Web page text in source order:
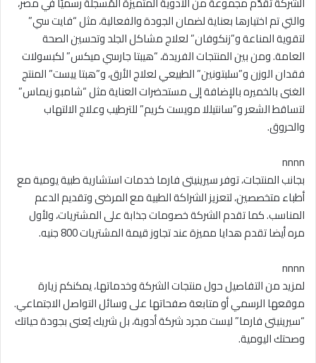
والتي تم اختيارها بعناية لضمان الجودة والفعالية، مثل “فايت سي”
لتقوية المناعة و”زنكوفان” لعلاج مشاكل الجلد وتحسين الصحة
العامة. ومن بين المنتجات الفريدة، “هيبتا جارسي ميكس” لكبسولات
فقدان الوزن و”سلبتونين” الطبيعي لعلاج الأرق، و”هبتا ييست” المنتج
الغنى بالخميره بالإضافة إلى مستحضرات العناية مثل “شامبو زيماس”
لتساقط الشعر و”سانتيللا مويست كريم” للترطيب وعلاج الالتهاب
والحروق.
nnnn
بجانب المنتجات، توفر سيرينيتى فارما خدمات استشارية طبية يومية مع
أطباء متخصصين، لتعزيز الشراكة الطبية مع المرضى وتقديم الدعم
المناسب. كما تقدم الشركة خصومات جذابة على المشتريات، ولأول
مره أيضا تقدم هدايا مميزة عند تجاوز قيمة المشتريات 800 جنيه.
nnnn
لمزيد من التفاصيل حول منتجات الشركة وخدماتها، يمكنكم زيارة
موقعها الرسمي أو متابعة صفحاتها على وسائل التواصل الاجتماعي.
“سيرينيتى فارما” ليست مجرد شركة أدوية، بل شريك يُعنى بجودة حياتك
وصحتك اليومية.